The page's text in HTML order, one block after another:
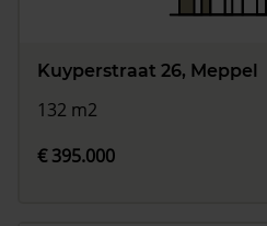
Kuyperstraat 26, Meppel
132 m2
€ 395.000